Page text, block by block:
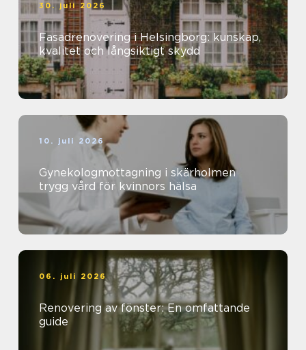
30. juli 2026
Fasadrenovering i Helsingborg: kunskap,
kvalitet och långsiktigt skydd
10. juli 2026
Gynekologmottagning i skärholmen
trygg vård för kvinnors hälsa
06. juli 2026
Renovering av fönster: En omfattande
guide